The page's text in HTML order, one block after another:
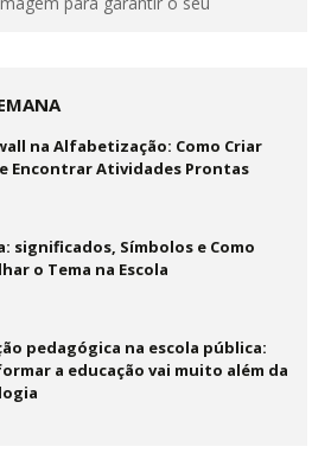
na Alfabetização: Como Criar
Encontrar Atividades Prontas
significados, Símbolos e Como
o Tema na Escola
pedagógica na escola pública:
a educação vai muito além da